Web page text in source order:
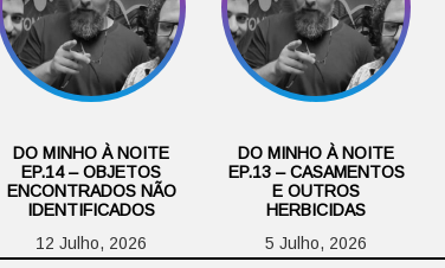
DO MINHO À NOITE
EP.14 – OBJETOS
ENCONTRADOS NÃO
IDENTIFICADOS
12 Julho, 2026
DO MINHO À NOITE
EP.13 – CASAMENTOS
E OUTROS
HERBICIDAS
5 Julho, 2026